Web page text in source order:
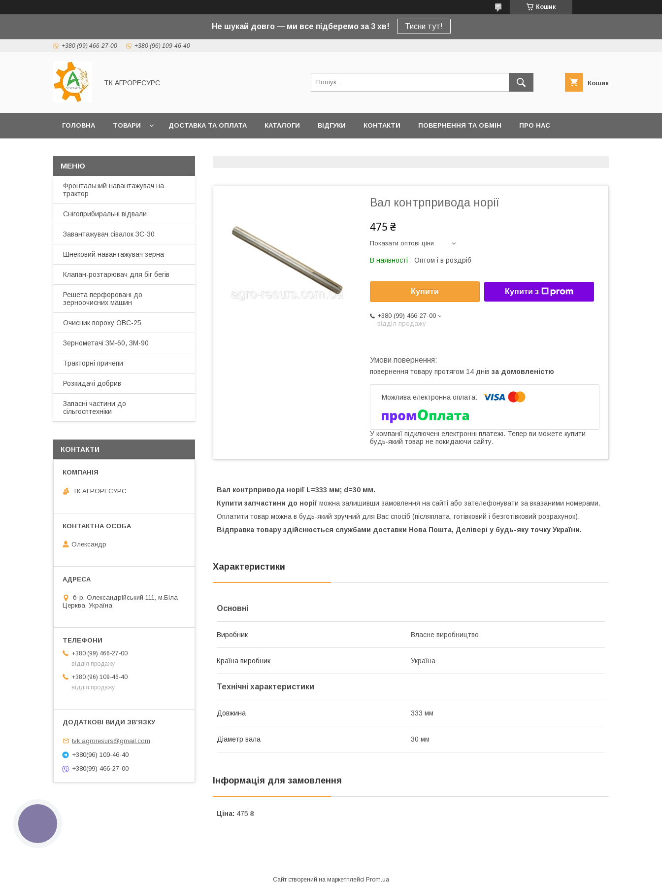
Кошик
Не шукай довго — ми все підберемо за 3 хв! Тисни тут!
+380 (99) 466-27-00 +380 (96) 109-46-40
ТК АГРОРЕСУРС Кошик
ГОЛОВНА ТОВАРИ ДОСТАВКА ТА ОПЛАТА КАТАЛОГИ ВІДГУКИ КОНТАКТИ ПОВЕРНЕННЯ ТА ОБМІН ПРО НАС
Вал контрпривода норії
475 ₴
Показати оптові ціни
В наявності Оптом і в роздріб
Купити Купити з
+380 (99) 466-27-00
відділ продажу
повернення товару протягом 14 днів за домовленістю
У компанії підключені електронні платежі. Тепер ви можете купити
будь-який товар не покидаючи сайту.
Вал контрпривода норії L=333 мм; d=30 мм.
Купити запчастини до норії можна залишивши замовлення на сайті або зателефонувати за вказаними номерами.
Оплатити товар можна в будь-який зручний для Вас спосіб (післяплата, готівковий і безготівковий розрахунок).
Відправка товару здійснюється службами доставки Нова Пошта, Делівері у будь-яку точку України.
Характеристики
Основні
Виробник Власне виробництво
Країна виробник Україна
Технічні характеристики
Довжина 333 мм
Діаметр вала 30 мм
Інформація для замовлення
Ціна: 475 ₴
Фронтальний навантажувач на
трактор
Снігоприбиральні відвали
Завантажувач сівалок ЗС-30
Шнековий навантажувач зерна
Клапан-розтарювач для біг бегів
Решета перфоровані до
зерноочисних машин
Очисник вороху ОВС-25
Зернометачі ЗМ-60, ЗМ-90
Тракторні причепи
Розкидачі добрив
Запасні частини до
сільгосптехніки
КОНТАКТИ
ТК АГРОРЕСУРС
Олександр
б-р. Олександрійський 111, м.Біла
Церква, Україна
+380 (99) 466-27-00
відділ продажу
+380 (96) 109-46-40
відділ продажу
tvk.agroresurs@gmail.com
+380(96) 109-46-40
+380(99) 466-27-00
Сайт створений на маркетплейсі Prom.ua